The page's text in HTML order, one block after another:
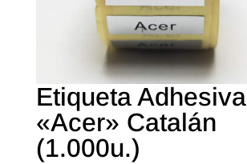
Etiqueta Adhesiva
«Acer» Catalán
(1.000u.)